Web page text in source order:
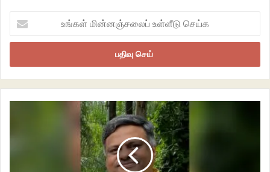
“வயலில் மேயும் மீனா? கடல்சார்ந்த கட்டுரையில் இந்த மீனுக்கு என்ன வேலை?”
என்று கேட்கிறீர்களா? இது வயலிலும் இருக்கும், ஆற்றிலும் இருக்கும், கடலிலும்
இருக்கும்! கடலில் பிறந்து நன்னீரில் வாழ்ந்து மீண்டும் கடலுக்கே வந்து
இனப்பெருக்கம் செய்யும் மீன் இது.
மின்னஞ்சலைப்
உள்ளீடு